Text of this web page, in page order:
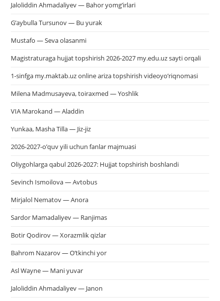
Jaloliddin Ahmadaliyev — Bahor yomg’irlari
G’aybulla Tursunov — Bu yurak
Mustafo — Seva olasanmi
Magistraturaga hujjat topshirish 2026-2027 my.edu.uz sayti orqali
1-sinfga my.maktab.uz online ariza topshirish videoyo’riqnomasi
Milena Madmusayeva, toiraxmed — Yoshlik
VIA Marokand — Aladdin
Yunkaa, Masha Tilla — Jiz-jiz
2026-2027-o’quv yili uchun fanlar majmuasi
Oliygohlarga qabul 2026-2027: Hujjat topshirish boshlandi
Sevinch Ismoilova — Avtobus
Mirjalol Nematov — Anora
Sardor Mamadaliyev — Ranjimas
Botir Qodirov — Xorazmlik qizlar
Bahrom Nazarov — O’tkinchi yor
Asl Wayne — Mani yuvar
Jaloliddin Ahmadaliyev — Janon